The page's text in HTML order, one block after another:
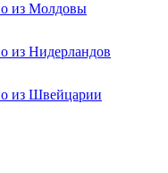
из Молдовы
из Нидерландов
из Швейцарии